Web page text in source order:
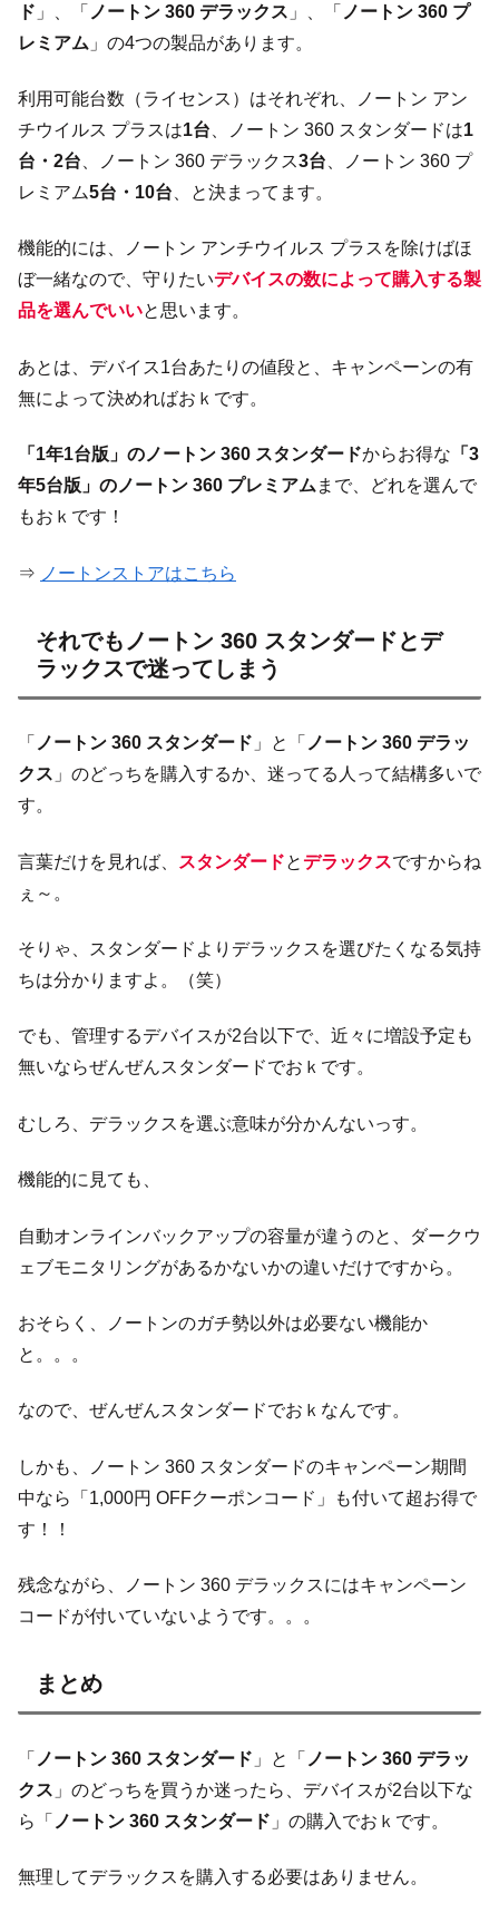
ド 」、「 ノートン 360 デラックス 」、「 ノートン 360 プ
レミアム 」の4つの製品があります。
利用可能台数（ライセンス）はそれぞれ、ノートン アン
チウイルス プラスは1台 、ノートン 360 スタンダードは1
台・2台 、ノートン 360 デラックス3台 、ノートン 360 プ
レミアム5台・10台 、と決まってます。
機能的には、ノートン アンチウイルス プラスを除けばほ
ぼ一緒なので、守りたいデバイスの数によって購入する製
品を選んでいいと思います。
あとは、デバイス1台あたりの値段と、キャンペーンの有
無によって決めればおｋです。
「1年1台版」のノートン 360 スタンダードからお得な 「3
年5台版」のノートン 360 プレミアム まで、どれを選んで
もおｋです！
⇒ ノートンストアはこちら
それでもノートン 360 スタンダードとデ
ラックスで迷ってしまう
「 ノートン 360 スタンダード 」と「 ノートン 360 デラッ
クス 」のどっちを購入するか、迷ってる人って結構多いで
す。
言葉だけを見れば、 スタンダードとデラックスですからね
ぇ～。
そりゃ、スタンダードよりデラックスを選びたくなる気持
ちは分かりますよ。（笑）
でも、管理するデバイスが2台以下で、近々に増設予定も
無いならぜんぜんスタンダードでおｋです。
むしろ、デラックスを選ぶ意味が分かんないっす。
機能的に見ても、
自動オンラインバックアップの容量が違うのと、ダークウ
ェブモニタリングがあるかないかの違いだけですから。
おそらく、ノートンのガチ勢以外は必要ない機能か
と。。。
なので、ぜんぜんスタンダードでおｋなんです。
しかも、ノートン 360 スタンダードのキャンペーン期間
中なら「1,000円 OFFクーポンコード」も付いて超お得で
す！！
残念ながら、ノートン 360 デラックスにはキャンペーン
コードが付いていないようです。。。
まとめ
「 ノートン 360 スタンダード 」と「 ノートン 360 デラッ
クス 」のどっちを買うか迷ったら、デバイスが2台以下な
ら「 ノートン 360 スタンダード 」の購入でおｋです。
無理してデラックスを購入する必要はありません。